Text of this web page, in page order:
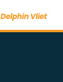
Delphin Vliet